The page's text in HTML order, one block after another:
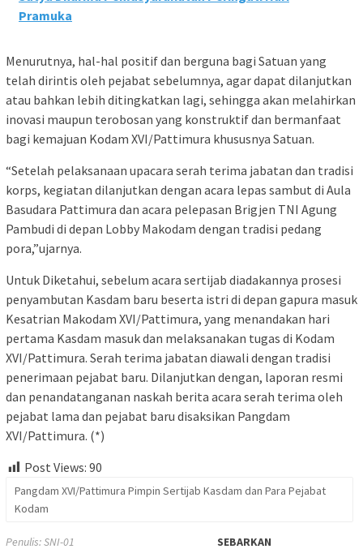
Pramuka
Menurutnya, hal-hal positif dan berguna bagi Satuan yang
telah dirintis oleh pejabat sebelumnya, agar dapat dilanjutkan
atau bahkan lebih ditingkatkan lagi, sehingga akan melahirkan
inovasi maupun terobosan yang konstruktif dan bermanfaat
bagi kemajuan Kodam XVI/Pattimura khususnya Satuan.
“Setelah pelaksanaan upacara serah terima jabatan dan tradisi
korps, kegiatan dilanjutkan dengan acara lepas sambut di Aula
Basudara Pattimura dan acara pelepasan Brigjen TNI Agung
Pambudi di depan Lobby Makodam dengan tradisi pedang
pora,”ujarnya.
Untuk Diketahui, sebelum acara sertijab diadakannya prosesi
penyambutan Kasdam baru beserta istri di depan gapura masuk
Kesatrian Makodam XVI/Pattimura, yang menandakan hari
pertama Kasdam masuk dan melaksanakan tugas di Kodam
XVI/Pattimura. Serah terima jabatan diawali dengan tradisi
penerimaan pejabat baru. Dilanjutkan dengan, laporan resmi
dan penandatanganan naskah berita acara serah terima oleh
pejabat lama dan pejabat baru disaksikan Pangdam
XVI/Pattimura. (*)
Post Views: 90
Pangdam XVI/Pattimura Pimpin Sertijab Kasdam dan Para Pejabat
Kodam
Penulis: SNI-01 SEBARKAN